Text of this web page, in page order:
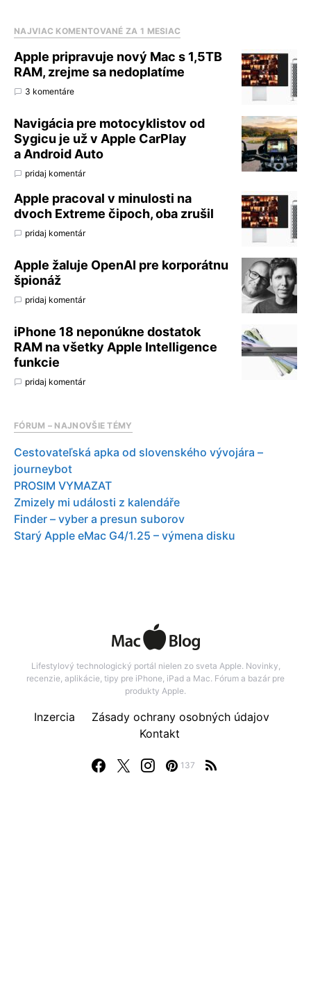
NAJVIAC KOMENTOVANÉ ZA 1 MESIAC
Apple pripravuje nový Mac s 1,5TB
RAM, zrejme sa nedoplatíme
3 komentáre
Navigácia pre motocyklistov od
Sygicu je už v Apple CarPlay
a Android Auto
pridaj komentár
Apple pracoval v minulosti na
dvoch Extreme čipoch, oba zrušil
pridaj komentár
Apple žaluje OpenAI pre korporátnu
špionáž
pridaj komentár
iPhone 18 neponúkne dostatok
RAM na všetky Apple Intelligence
funkcie
pridaj komentár
FÓRUM – NAJNOVŠIE TÉMY
Cestovateľská apka od slovenského vývojára –
journeybot
PROSIM VYMAZAT
Zmizely mi události z kalendáře
Finder – vyber a presun suborov
Starý Apple eMac G4/1.25 – výmena disku
Lifestylový technologický portál nielen zo sveta Apple. Novinky,
recenzie, aplikácie, tipy pre iPhone, iPad a Mac. Fórum a bazár pre
produkty Apple.
137
Inzercia
Zásady ochrany osobných údajov
Kontakt